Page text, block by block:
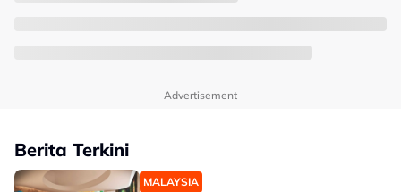
Advertisement
Berita Terkini
MALAYSIA